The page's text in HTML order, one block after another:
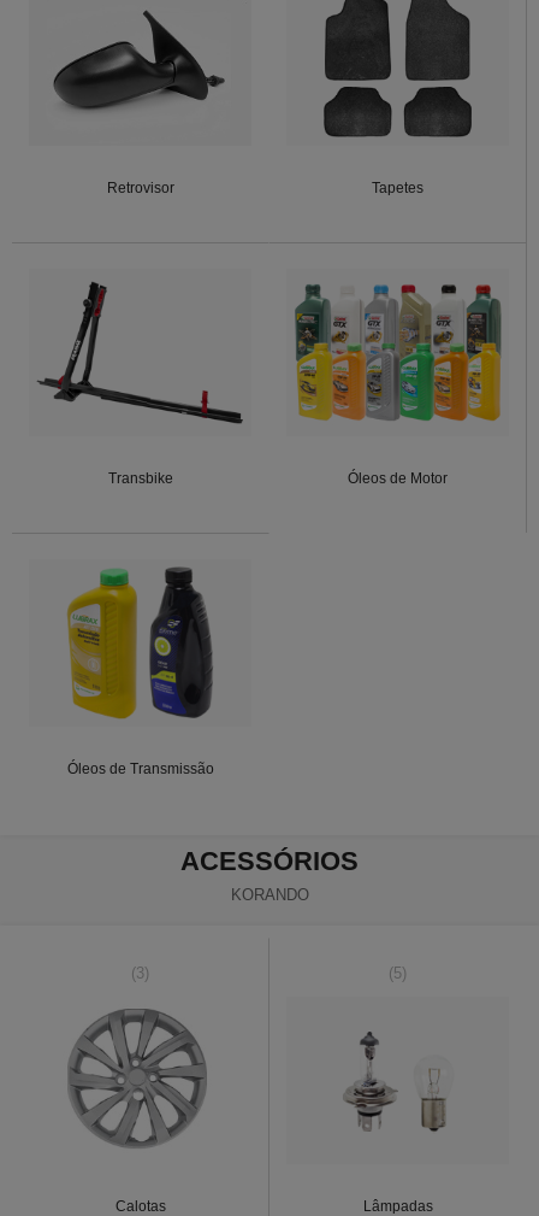
Retrovisor Tapetes
Transbike Óleos de Motor
Óleos de Transmissão
ACESSÓRIOS
KORANDO
(3)
Calotas
(5)
Lâmpadas